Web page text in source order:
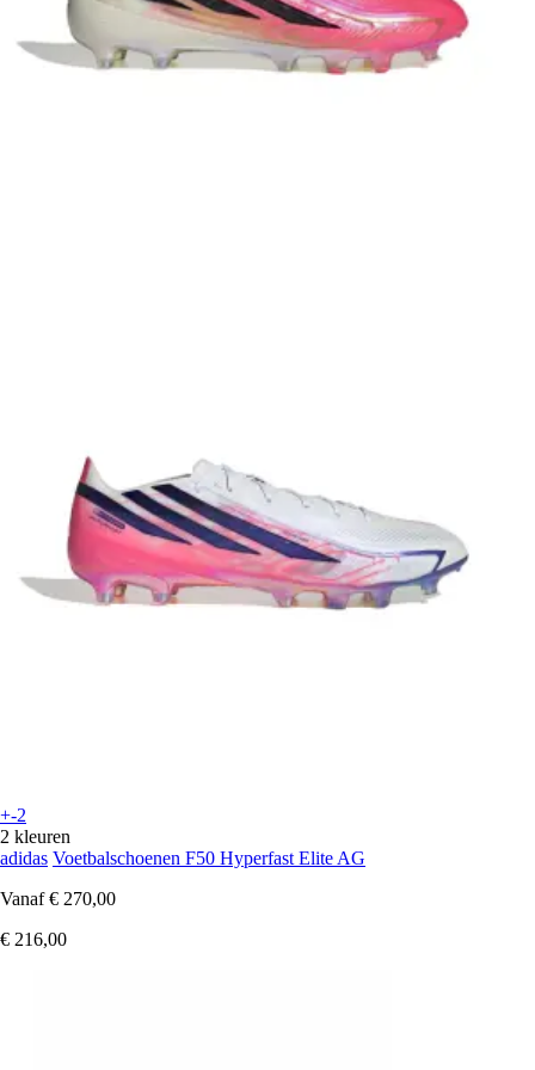
+-2
2 kleuren
adidas Voetbalschoenen F50 Hyperfast Elite AG
Vanaf € 270,00
€ 216,00